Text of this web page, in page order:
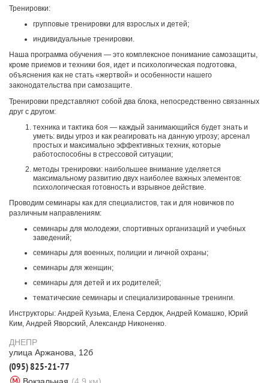
Тренировки:
групповые тренировки для взрослых и детей;
индивидуальные тренировки.
Наша программа обучения ― это комплексное понимание самозащиты,
кроме приемов и техники боя, идет и психологическая подготовка,
объяснения как не стать «жертвой» и особенности нашего
законодательства при самозащите.
Тренировки представляют собой два блока, непосредственно связанных
друг с другом:
техника и тактика боя ― каждый занимающийся будет знать и
уметь: виды угроз и как реагировать на данную угрозу; арсенал
простых и максимально эффективных техник, которые
работоспособны в стрессовой ситуации;
методы тренировки: наибольшее внимание уделяется
максимальному развитию двух наиболее важных элементов:
психологическая готовность и взрывное действие.
Проводим семинары как для специалистов, так и для новичков по
различным направлениям:
семинары для молодежи, спортивных организаций и учебных
заведений;
семинары для военных, полиции и личной охраны;
семинары для женщин;
семинары для детей и их родителей;
тематические семинары и специализированные тренинги.
Инструкторы: Андрей Кузьма, Елена Сердюк, Андрей Комашко, Юрий
Ким, Андрей Яворский, Александр Никоненко.
ДНЕПР
улица Аржанова, 12б
(095) 825-21-77